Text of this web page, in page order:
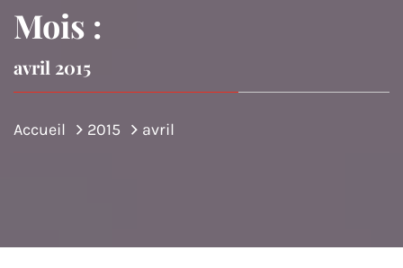
Mois :
avril 2015
Accueil 2015 avril